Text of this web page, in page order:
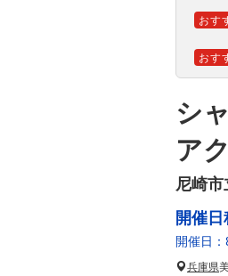
おす
おす
シ
ア
尼崎
開催日
開催日：
兵庫県